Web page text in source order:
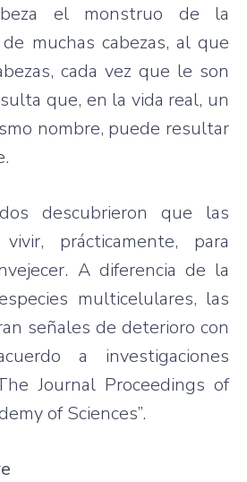
el monstruo de la
muchas cabezas, al que
cada vez que le son
que, en la vida real, un
nombre, puede resultar
descubrieron que las
prácticamente, para
A diferencia de la
multicelulares, las
señales de deterioro con
a investigaciones
Journal Proceedings of
of Sciences”.